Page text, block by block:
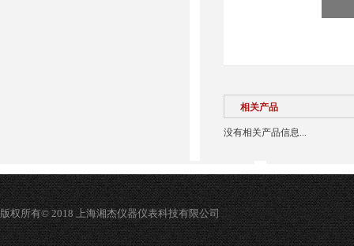
相关产品
没有相关产品信息...
版权所有© 2018 上海湘杰仪器仪表科技有限公司